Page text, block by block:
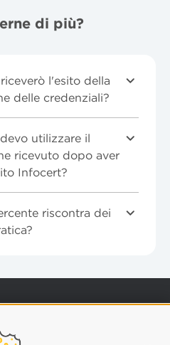
di più?
l'esito della
delle credenziali?
utilizzare il
ricevuto dopo aver
Infocert?
riscontra dei